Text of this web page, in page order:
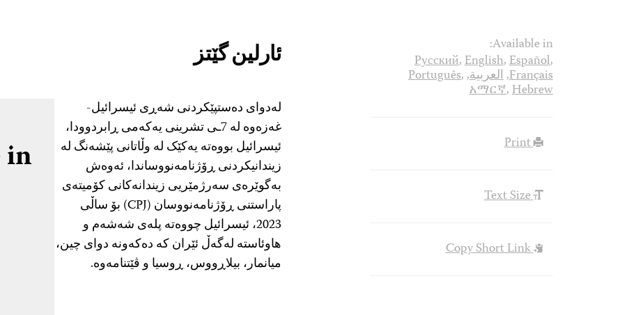
ئارلین گێتز
لەدوای دەستپێکردنی شەڕی ئیسرائیل-
غەزەوە لە 7ـی تشرینی یەکەمی ڕابردوودا،
ئیسرائیل بووەتە یەکێک لە وڵاتانی پێشەنگ لە
زیندانیکردنی ڕۆژنامەنووساندا، ئەوەش
بەگوێرەی سەرژمێریی زیندانەکانی کۆمیتەی
پاراستنی ڕۆژنامەنووسان (CPJ) بۆ ساڵی
2023، ئیسرائیل چووەتە پلەی شەشەم و
هاوئاستە لەگەڵ ئێران کە دەکەونە دوای چین،
میانمار، بیلاڕووس، ڕوسیا و ڤێتنامەوە.
Available in:
Русский,English,Español,
Français
,العربية,
Português,
አማርኛ,Hebrew
Print
Text Size
Copy Short Link